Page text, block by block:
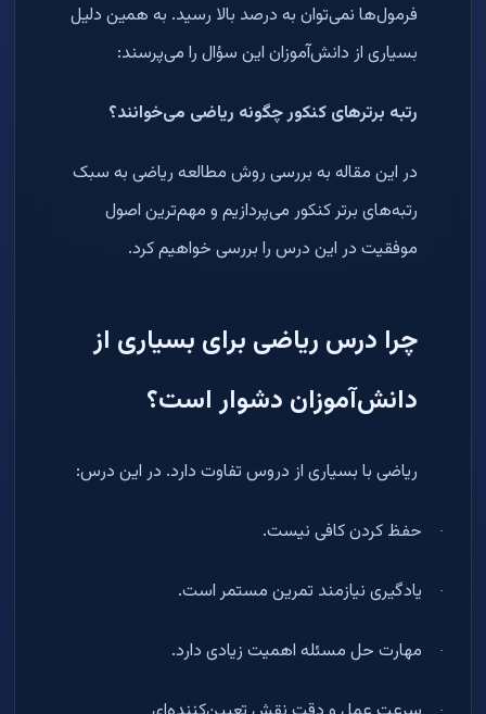
فرمول‌ها نمی‌توان به درصد بالا رسید. به همین دلیل
بسیاری از دانش‌آموزان این سؤال را می‌پرسند:
رتبه برترهای کنکور چگونه ریاضی می‌خوانند؟
در این مقاله به بررسی روش مطالعه ریاضی به سبک
رتبه‌های برتر کنکور می‌پردازیم و مهم‌ترین اصول
موفقیت در این درس را بررسی خواهیم کرد.
چرا درس ریاضی برای بسیاری از
دانش‌آموزان دشوار است؟
ریاضی با بسیاری از دروس تفاوت دارد. در این درس:
· حفظ کردن کافی نیست.
· یادگیری نیازمند تمرین مستمر است.
· مهارت حل مسئله اهمیت زیادی دارد.
·